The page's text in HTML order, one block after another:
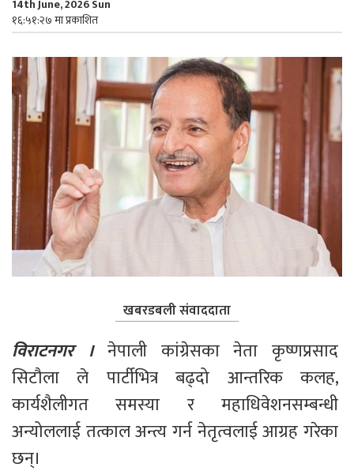
14th June, 2026 Sun
१६:५१:२७ मा प्रकाशित
खबरडबली संवाददाता
विराटनगर । नेपाली कांग्रेसका नेता कृष्णप्रसाद
सिटौला ले पार्टीभित्र बढ्दो आन्तरिक कलह,
कार्यशैलीगत समस्या र महाधिवेशनसम्बन्धी
अन्योललाई तत्काल अन्त्य गर्न नेतृत्वलाई आग्रह गरेका
छन्।